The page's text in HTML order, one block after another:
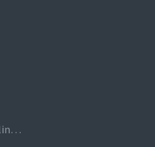
Gemeinschaftsrichtlinien